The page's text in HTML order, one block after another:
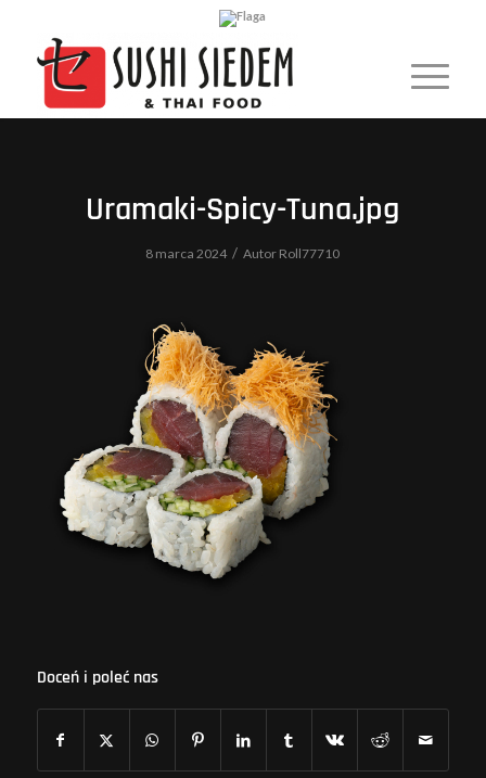
Uramaki-Spicy-Tuna.jpg
8 marca 2024 / Autor Roll77710
Doceń i poleć nas